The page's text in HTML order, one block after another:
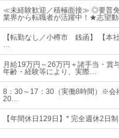
≪未経験歓迎／積極面接≫ ◎要普
業界から転職者が活躍中！★志望動
【転勤なし／小樽市 銭函】 【本
…
月給19万円～26万円＋諸手当・賞
年齢・経験等により、実際…
8：30～17：30（実働8時間）※会
20…
【年間休日129日】* 完全週休2日